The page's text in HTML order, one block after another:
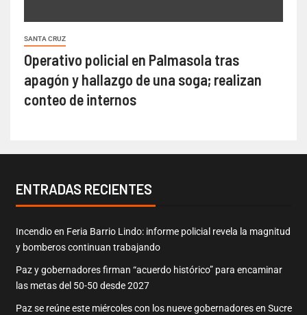
SANTA CRUZ
Operativo policial en Palmasola tras
apagón y hallazgo de una soga; realizan
conteo de internos
ENTRADAS RECIENTES
Incendio en Feria Barrio Lindo: informe policial revela la magnitud
y bomberos continuan trabajando
Paz y gobernadores firman “acuerdo histórico” para encaminar
las metas del 50-50 desde 2027
Paz se reúne este miércoles con los nueve gobernadores en Sucre